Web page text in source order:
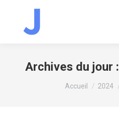
Archives du jour :
Vous êtes ici :
Accueil 2024